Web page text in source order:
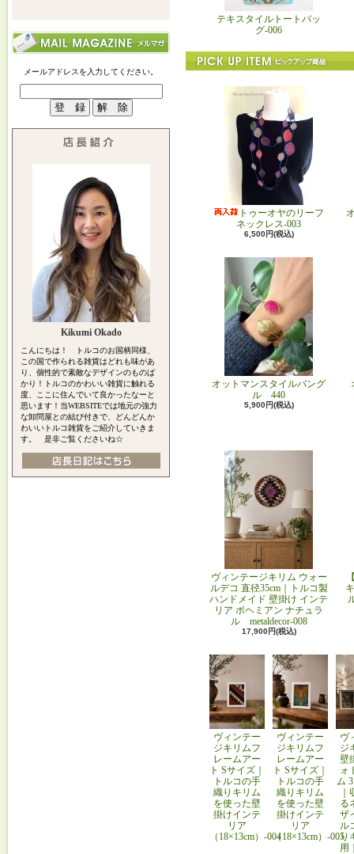
メールアドレスを入力してください。
Kikumi Okado
こんにちは！ トルコのお国柄同様、
この国で作られる雑貨はどれも味があ
り、個性的で素敵なデザインのものば
かり！トルコのかわいい雑貨に触れる
度、ここに住んでいて良かったなーと
思います！当WEBSITEでは地元の強力
な卸問屋との結び付きで、どんどんか
わいいトルコ雑貨をご紹介していきま
す。 是非ご覧くださいね☆
テキスタイルトートバッ
グ-006
トゥーオヤのリーフ
ネックレス-003
6,500円(税込)
オットマンスタイルバング
ル 440
5,900円(税込)
ヴィンテージキリム ウォー
ルデコ 直径35cm｜トルコ製
ハンドメイド 壁掛け インテ
リア ボヘミアン ナチュラ
ル metaldecor-008
17,900円(税込)
ヴィンテー
ジキリムフ
レームアー
ト Sサイズ｜
トルコの手
織りキリム
を使った壁
掛けインテ
リア
（18×13cm）-004
ヴィンテー
ジキリムフ
レームアー
ト Sサイズ｜
トルコの手
織りキリム
を使った壁
掛けインテ
リア
（18×13cm）-005
ヴ
ジ
壁
ォ
ム
る
ザ
ル
り
用